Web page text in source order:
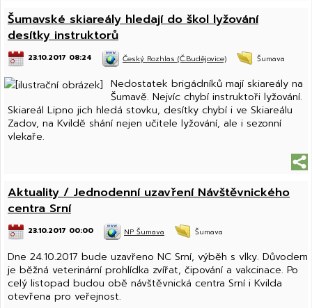
Šumavské skiareály hledají do škol lyžování
desítky instruktorů
23.10.2017 08:24 Český Rozhlas (Č.Budějovice) Šumava
Nedostatek brigádníků mají skiareály na
Šumavě. Nejvíc chybí instruktoři lyžování.
Skiareál Lipno jich hledá stovku, desítky chybí i ve Skiareálu
Zadov, na Kvildě shání nejen učitele lyžování, ale i sezonní
vlekaře.
Aktuality / Jednodenní uzavření Návštěvnického
centra Srní
23.10.2017 00:00 NP Šumava Šumava
Dne 24.10.2017 bude uzavřeno NC Srní, výběh s vlky. Důvodem
je běžná veterinární prohlídka zvířat, čipování a vakcinace. Po
celý listopad budou obě návštěvnická centra Srní i Kvilda
otevřena pro veřejnost.